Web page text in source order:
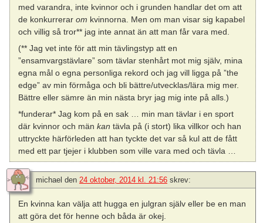
med varandra, inte kvinnor och i grunden handlar det om att
de konkurrerarom kvinnorna. Men om man visar sig kapabel
och villig så tror** jag inte annat än att man får vara med.
(** Jag vet inte för att min tävlingstyp att en
”ensamvargstävlare” som tävlar stenhårt mot mig själv, mina
egna mål o egna personliga rekord och jag vill ligga på ”the
edge” av min förmåga och bli bättre/utvecklas/lära mig mer.
Bättre eller sämre än min nästa bryr jag mig inte på alls.)
*funderar* Jag kom på en sak … min man tävlar i en sport
där kvinnor och mänkan tävla på (i stort) lika villkor och han
uttryckte härförleden att han tyckte det var så kul att de fått
med ett par tjejer i klubben som ville vara med och tävla …
michael den 24 oktober, 2014 kl. 21:56 skrev:
En kvinna kan välja att hugga en julgran själv eller be en man
att göra det för henne och båda är okej.